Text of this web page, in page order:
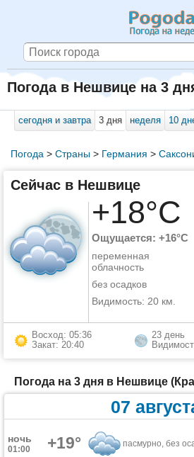
Погода в Нешвице на 3
сегодня и завтра 3 дня неделя 10
Погода > Страны> Германия >
Сейчас в Нешвице
+18°C
Ощущается: +16°C
переменная
облачность
без осадков
Видимость: 20 км.
Восход: 05:36
Закат: 20:40
23 день
Погода на 3 дня в Нешвице
07
ночь
01:00 +19° пасмурно, без